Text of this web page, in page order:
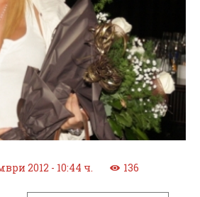
2012 - 10:44 ч. 136